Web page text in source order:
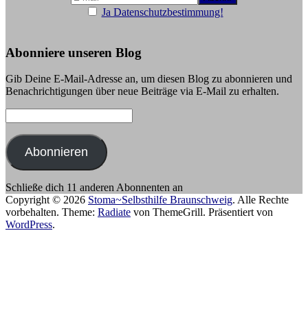
Ja Datenschutzbestimmung!
Abonniere unseren Blog
Gib Deine E-Mail-Adresse an, um diesen Blog zu abonnieren und
Benachrichtigungen über neue Beiträge via E-Mail zu erhalten.
Mail-
Adresse:
Abonnieren
Schließe dich 11 anderen Abonnenten an
Copyright © 2026 Stoma~Selbsthilfe Braunschweig. Alle Rechte
vorbehalten. Theme: Radiate von ThemeGrill. Präsentiert von
WordPress.